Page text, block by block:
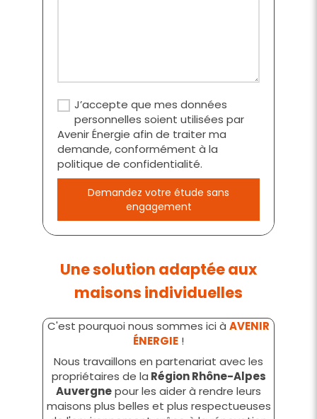
J’accepte que mes données
personnelles soient utilisées par
Avenir Énergie afin de traiter ma
demande, conformément à la
politique de confidentialité.
Demandez votre étude sans
engagement
Une solution adaptée aux
maisons individuelles
C'est pourquoi nous sommes ici à AVENIR
ÉNERGIE !
Nous travaillons en partenariat avec les
propriétaires de la Région Rhône-Alpes
Auvergnepour les aider à rendre leurs
maisons plus belles et plus respectueuses